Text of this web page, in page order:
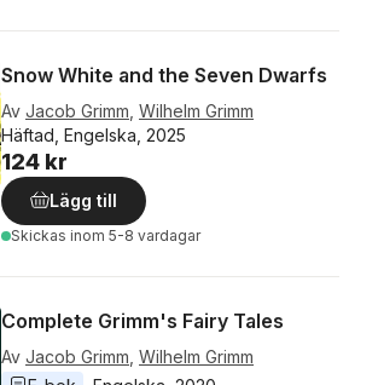
Snow White and the Seven Dwarfs
Av Jacob Grimm Wilhelm Grimm
Häftad, Engelska, 2025
124 kr
Lägg till
Skickas inom 5-8 vardagar
Complete Grimm's Fairy Tales
Av Jacob Grimm Wilhelm Grimm